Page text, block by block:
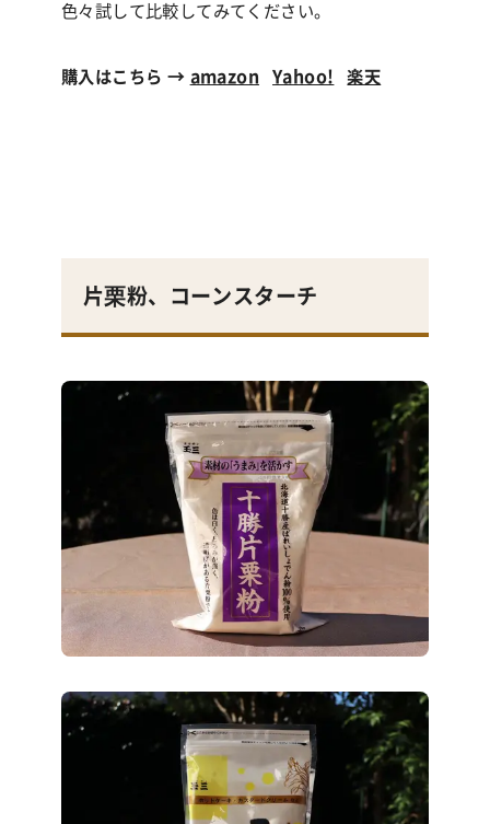
色々試して比較してみてください。
購入はこちら → amazon Yahoo! 楽天
片栗粉、コーンスターチ